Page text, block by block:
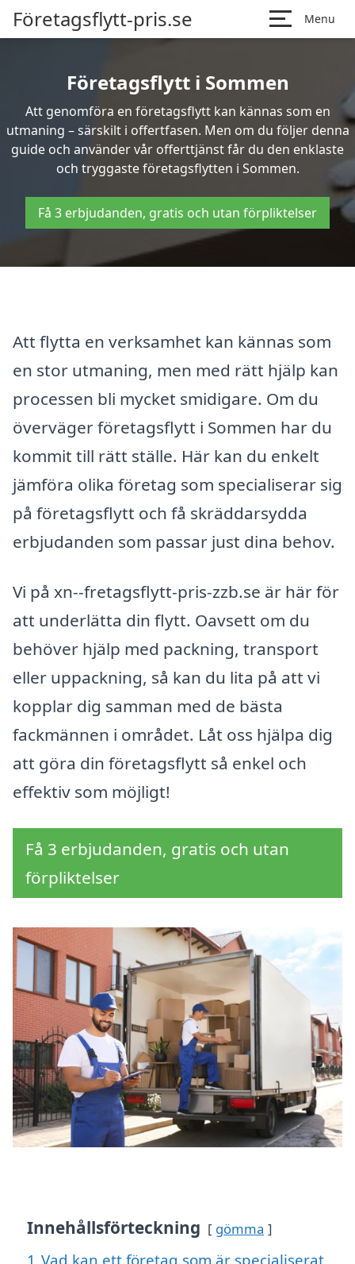
Företagsflytt-pris.se Menu
Företagsflytt i Sommen
Att genomföra en företagsflytt kan kännas som en
utmaning – särskilt i offertfasen. Men om du följer denna
guide och använder vår offerttjänst får du den enklaste
och tryggaste företagsflytten i Sommen.
Få 3 erbjudanden, gratis och utan förpliktelser
Att flytta en verksamhet kan kännas som
en stor utmaning, men med rätt hjälp kan
processen bli mycket smidigare. Om du
överväger företagsflytt i Sommen har du
kommit till rätt ställe. Här kan du enkelt
jämföra olika företag som specialiserar sig
på företagsflytt och få skräddarsydda
erbjudanden som passar just dina behov.
Vi på xn--fretagsflytt-pris-zzb.se är här för
att underlätta din flytt. Oavsett om du
behöver hjälp med packning, transport
eller uppackning, så kan du lita på att vi
kopplar dig samman med de bästa
fackmännen i området. Låt oss hjälpa dig
att göra din företagsflytt så enkel och
effektiv som möjligt!
Få 3 erbjudanden, gratis och utan
förpliktelser
Innehållsförteckning gömma
1 Vad kan ett företag som är specialiserat